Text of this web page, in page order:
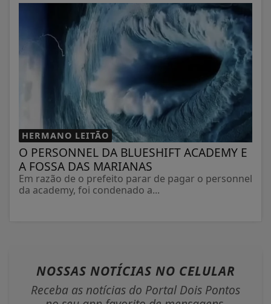
HERMANO LEITÃO
O PERSONNEL DA BLUESHIFT ACADEMY E
A FOSSA DAS MARIANAS
Em razão de o prefeito parar de pagar o personnel
da academy, foi condenado a...
NOSSAS NOTÍCIAS NO CELULAR
Receba as notícias do Portal Dois Pontos